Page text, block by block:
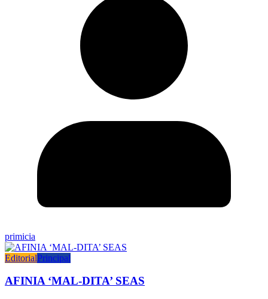
primicia
EditorialPrincipal
AFINIA ‘MAL-DITA’ SEAS